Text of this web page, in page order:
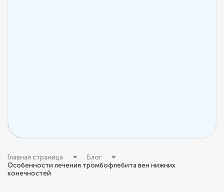
Главная страница
Блог
Особенности лечения тромбофлебита вен нижних
конечностей